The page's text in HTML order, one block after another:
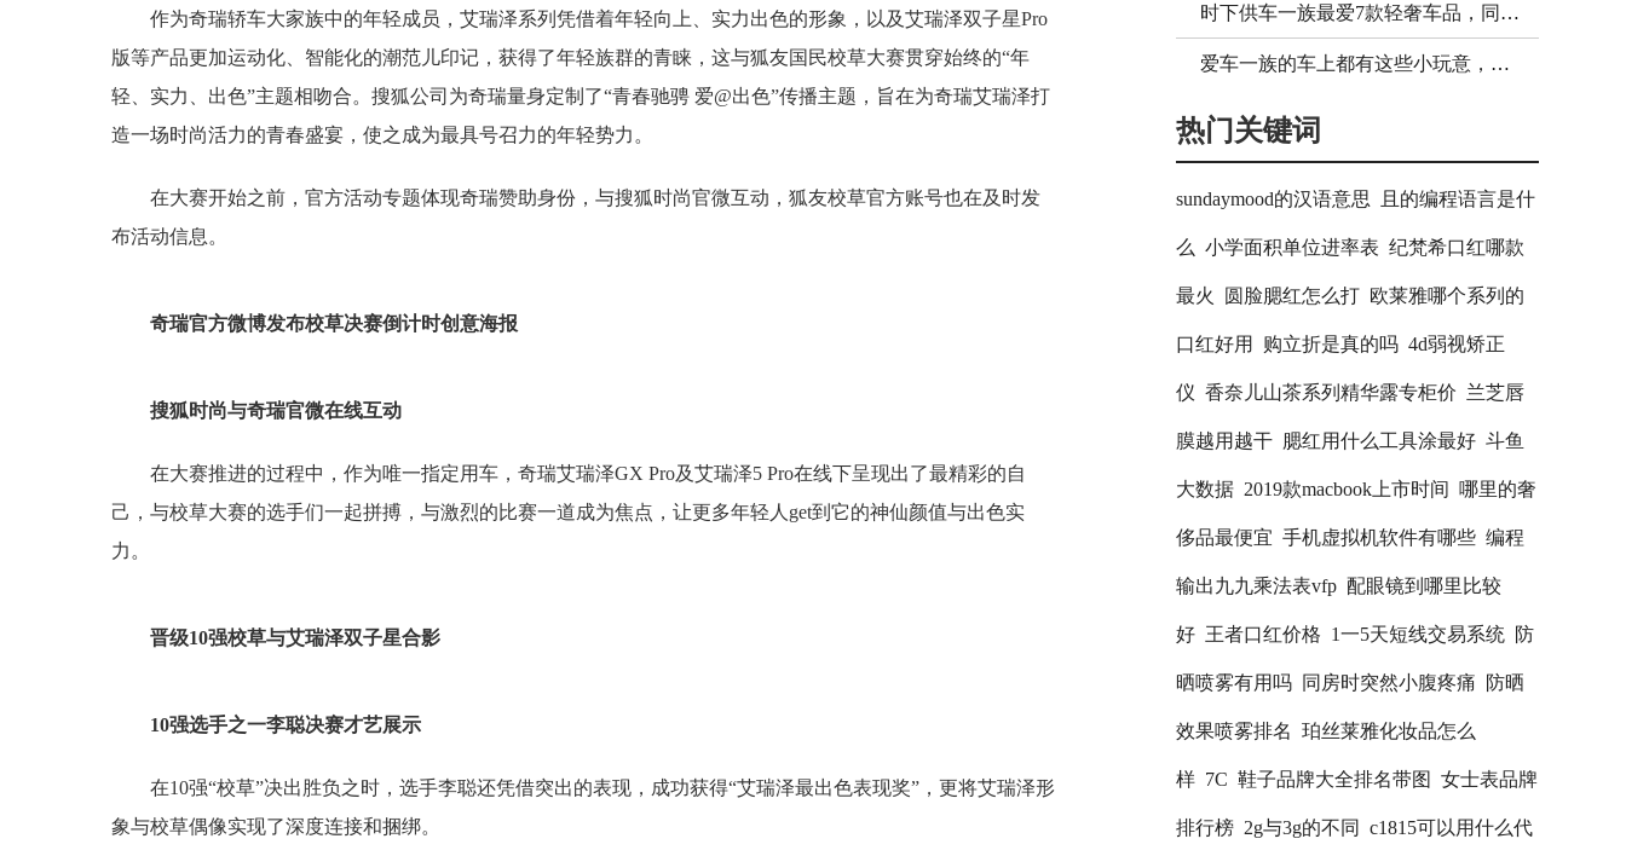
作为奇瑞轿车大家族中的年轻成员，艾瑞泽系列凭借着年轻向上、实力出色的形象，以及艾瑞泽双子星Pro
版等产品更加运动化、智能化的潮范儿印记，获得了年轻族群的青睐，这与狐友国民校草大赛贯穿始终的“年
轻、实力、出色”主题相吻合。搜狐公司为奇瑞量身定制了“青春驰骋 爱@出色”传播主题，旨在为奇瑞艾瑞泽打
造一场时尚活力的青春盛宴，使之成为最具号召力的年轻势力。
在大赛开始之前，官方活动专题体现奇瑞赞助身份，与搜狐时尚官微互动，狐友校草官方账号也在及时发
布活动信息。
奇瑞官方微博发布校草决赛倒计时创意海报
搜狐时尚与奇瑞官微在线互动
在大赛推进的过程中，作为唯一指定用车，奇瑞艾瑞泽GX Pro及艾瑞泽5 Pro在线下呈现出了最精彩的自
己，与校草大赛的选手们一起拼搏，与激烈的比赛一道成为焦点，让更多年轻人get到它的神仙颜值与出色实
力。
晋级10强校草与艾瑞泽双子星合影
10强选手之一李聪决赛才艺展示
在10强“校草”决出胜负之时，选手李聪还凭借突出的表现，成功获得“艾瑞泽最出色表现奖”，更将艾瑞泽形
象与校草偶像实现了深度连接和捆绑。
时下供车一族最爱7款轻奢车品，同事都说：开出门就像60万豪车
爱车一族的车上都有这些小玩意，让你开车更舒适惬意
热门关键词
sundaymood的汉语意思 且的编程语言是什
么 小学面积单位进率表 纪梵希口红哪款
最火 圆脸腮红怎么打 欧莱雅哪个系列的
口红好用 购立折是真的吗 4d弱视矫正
仪 香奈儿山茶系列精华露专柜价 兰芝唇
膜越用越干 腮红用什么工具涂最好 斗鱼
大数据 2019款macbook上市时间 哪里的奢
侈品最便宜 手机虚拟机软件有哪些 编程
输出九九乘法表vfp 配眼镜到哪里比较
好 王者口红价格 1一5天短线交易系统 防
晒喷雾有用吗 同房时突然小腹疼痛 防晒
效果喷雾排名 珀丝莱雅化妆品怎么
样 7C 鞋子品牌大全排名带图 女士表品牌
排行榜 2g与3g的不同 c1815可以用什么代